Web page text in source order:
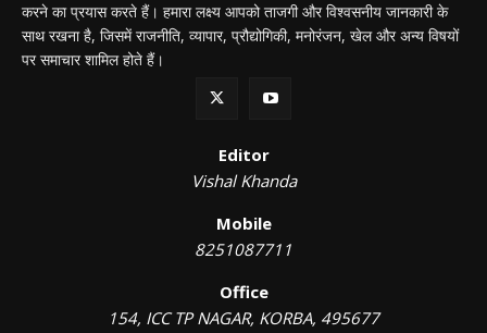
करने का प्रयास करते हैं। हमारा लक्ष्य आपको ताजगी और विश्वसनीय जानकारी के
साथ रखना है, जिसमें राजनीति, व्यापार, प्रौद्योगिकी, मनोरंजन, खेल और अन्य विषयों
पर समाचार शामिल होते हैं।
Editor
Vishal Khanda
Mobile
8251087711
Office
154, ICC TP NAGAR, KORBA, 495677